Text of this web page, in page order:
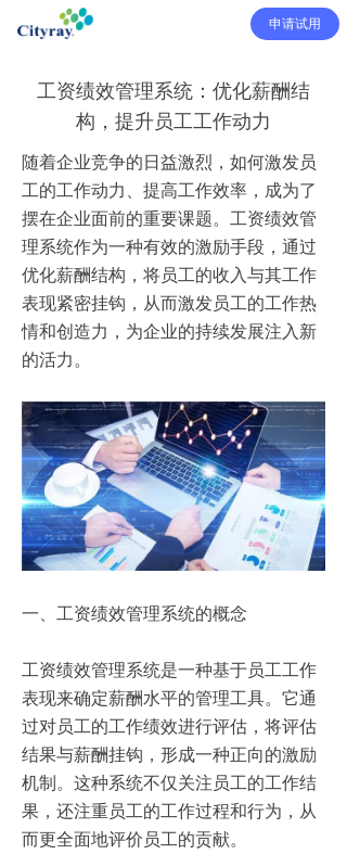
申请试用
工资绩效管理系统：优化薪酬结
构，提升员工工作动力
随着企业竞争的日益激烈，如何激发员
工的工作动力、提高工作效率，成为了
摆在企业面前的重要课题。工资绩效管
理系统作为一种有效的激励手段，通过
优化薪酬结构，将员工的收入与其工作
表现紧密挂钩，从而激发员工的工作热
情和创造力，为企业的持续发展注入新
的活力。
一、工资绩效管理系统的概念
工资绩效管理系统是一种基于员工工作
表现来确定薪酬水平的管理工具。它通
过对员工的工作绩效进行评估，将评估
结果与薪酬挂钩，形成一种正向的激励
机制。这种系统不仅关注员工的工作结
果，还注重员工的工作过程和行为，从
而更全面地评价员工的贡献。